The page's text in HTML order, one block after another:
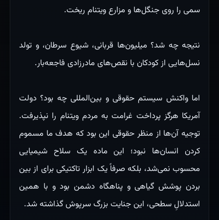
سمی را روی جنگل‌ها و مزارع ویتنام ریخت.
نتیجه چه شد؟ میلیون‌ها قربانی، شیوع سرطان، و تولد
نسل‌هایی از کودکان با نقص‌های مادرزادی فاجعه‌بار.
اما واکنش سیستم حقوقی و بین‌المللی چه بود؟ دولت
آمریکا هرگز پرداخت غرامت به مردم ویتنام را نپذیرفت.
توجیه آن‌ها از منظر حقوقی این بود که هدف ما مسموم
کردن انسان‌ها نبود؛ این ماده یک سلاح شیمیایی
محسوب نمی‌شد، بلکه صرفاً یک ابزار تاکتیکی برای از بین
بردن پوشش گیاهی و پناهگاه دشمن بود و با همین
استدلالِ سطحی، این جنایت بزرگ سرپوش گذاشته شد.